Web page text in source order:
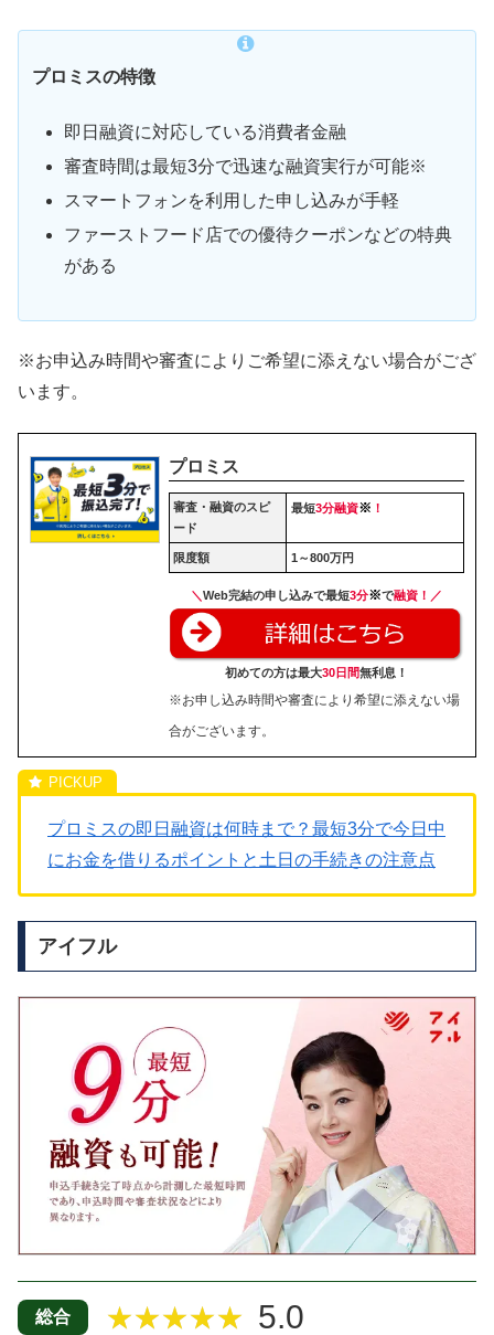
プロミスの特徴
即日融資に対応している消費者金融
審査時間は最短3分で迅速な融資実行が可能※
スマートフォンを利用した申し込みが手軽
ファーストフード店での優待クーポンなどの特典
がある
※お申込み時間や審査によりご希望に添えない場合がござ
います。
プロミス
審査・融資のスピ
ード
最短3分融資※ ！
限度額 1～800万円
＼Web完結の申し込みで最短3分※で融資！／
初めての方は最大30日間無利息！
※お申し込み時間や審査により希望に添えない場
合がございます。
プロミスの即日融資は何時まで？最短3分で今日中
にお金を借りるポイントと土日の手続きの注意点
アイフル
総合 ★★★★★ 5.0